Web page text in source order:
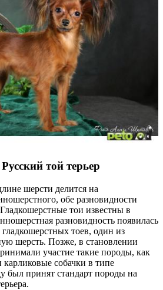
той терьер
шерсти делится на
обе разновидности
тои известны в
разновидность появилась
тоев, один из
шерсть. Позже, в становлении
участие такие породы, как
карликовые собачки в типе
был принят стандарт породы на